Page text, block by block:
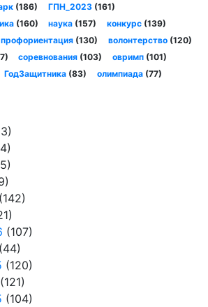
(186) ГПН_2023(161)
(160) наука (157) конкурс(139)
профориентация (130) волонтерство(120)
соревнования (103) овримп(101)
ГодЗащитника (83) олимпиада(77)
(142)
(107)
(44)
(120)
(121)
(104)